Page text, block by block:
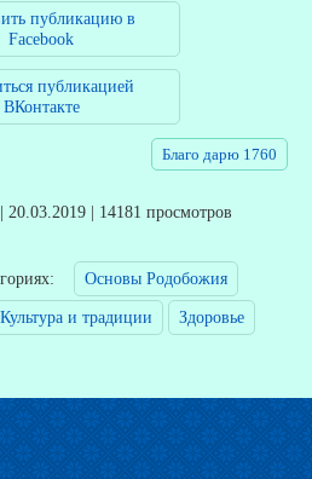
публикацию в
Facebook
публикацией
ВКонтакте
Благо дарю 1760
20.03.2019 | 14181 просмотров
Основы Родобожия
Культура и традиции Здоровье